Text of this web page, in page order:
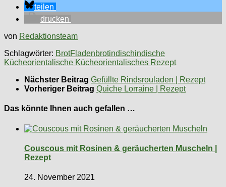
teilen
drucken
von Redaktionsteam
Schlagwörter: BrotFladenbrotindischindische
Kücheorientalische Kücheorientalisches Rezept
Nächster Beitrag Gefüllte Rindsrouladen | Rezept
Vorheriger Beitrag Quiche Lorraine | Rezept
Das könnte Ihnen auch gefallen …
Couscous mit Rosinen & geräucherten Muscheln |
Rezept
24. November 2021